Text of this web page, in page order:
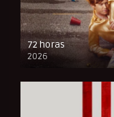
72 horas
2026
FULL HD